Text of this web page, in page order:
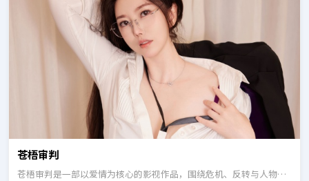
苍梧审判
苍梧审判是一部以爱情为核心的影视作品，围绕危机、反转与人物成